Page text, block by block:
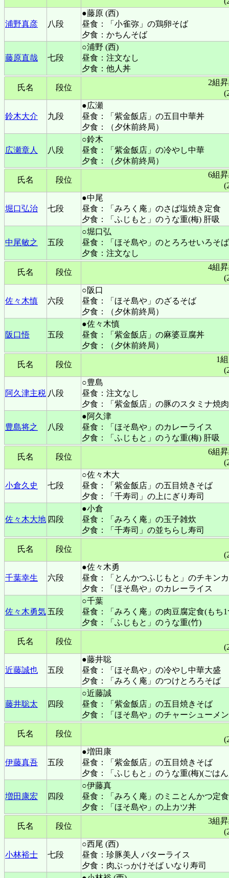
浦野真彦 八段
●藤原 (西)
昼食：「小雀弥」の鶏卵そば
夕食：かちんそば
藤原直哉 七段
○浦野 (西)
昼食：注文なし
夕食：他人丼
氏名 段位
2組
鈴木大介 九段
●広瀬
昼食：「紫金飯店」の五目中華丼
夕食：（夕休前終局）
広瀬章人 八段
○鈴木
昼食：「紫金飯店」の冷やし中華
夕食：（夕休前終局）
氏名 段位
6組
堀口弘治 七段
●中尾
昼食：「みろく庵」のさば塩焼き定食
夕食：「ふじもと」のうな重(梅) 肝吸
中尾敏之 五段
○堀口弘
昼食：「ほそ島や」のとろろせいろそば
夕食：注文なし
氏名 段位
4組
佐々木慎 六段
○阪口
昼食：「ほそ島や」のざるそば
夕食：（夕休前終局）
阪口悟 五段
●佐々木慎
昼食：「紫金飯店」の麻婆豆腐丼
夕食：（夕休前終局）
氏名 段位
1
阿久津主税 八段
○豊島
昼食：注文なし
夕食：「紫金飯店」の豚のスタミナ焼
豊島将之 八段
●阿久津
昼食：「ほそ島や」のカレーライス
夕食：「ふじもと」のうな重(梅) 肝吸
氏名 段位
6組
小倉久史 七段
○佐々木大
昼食：「紫金飯店」の五目焼きそば
夕食：「千寿司」の上にぎり寿司
佐々木大地 四段
●小倉
昼食：「みろく庵」の玉子雑炊
夕食：「千寿司」の並ちらし寿司
氏名 段位
千葉幸生 六段
●佐々木勇
昼食：「とんかつふじもと」のチキン
夕食：「ほそ島や」のカレーライス
佐々木勇気 五段
○千葉
昼食：「みろく庵」の肉豆腐定食(もち
夕食：「ふじもと」のうな重(竹)
氏名 段位
近藤誠也 五段
●藤井聡
昼食：「ほそ島や」の冷やし中華大盛
夕食：「みろく庵」のつけとろろそば
藤井聡太 四段
○近藤誠
昼食：「紫金飯店」の五目焼きそば
夕食：「ほそ島や」のチャーシューメン
氏名 段位
伊藤真吾 五段
●増田康
昼食：「紫金飯店」の五目焼きそば
夕食：「ふじもと」のうな重(梅)(ごは
増田康宏 四段
○伊藤真
昼食：「みろく庵」のミニとんかつ定食
夕食：「ほそ島や」の上カツ丼
氏名 段位
3組
小林裕士 七段
○西尾 (西)
昼食：珍豚美人 バターライス
夕食：肉ぶっかけそば いなり寿司